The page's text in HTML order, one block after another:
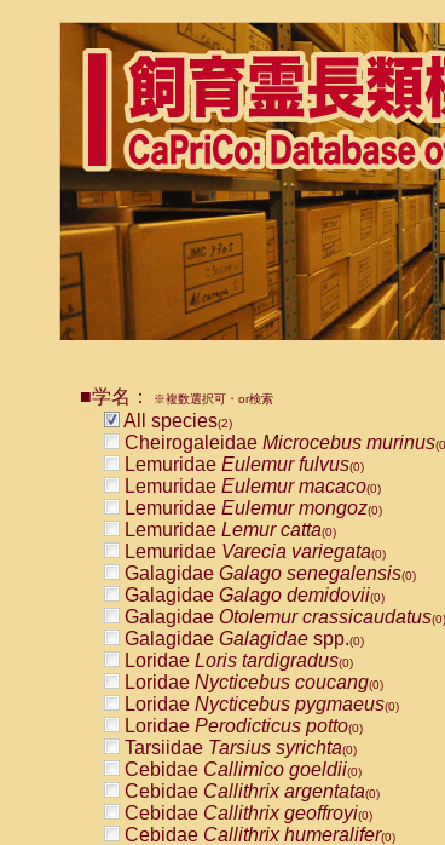
■学名： ※複数選択可・or検索
All species(2)
Cheirogaleidae Microcebus murinus
Lemuridae Eulemur fulvus(0)
Lemuridae Eulemur macaco(0)
Lemuridae Eulemur mongoz(0)
Lemuridae Lemur catta(0)
Lemuridae Varecia variegata(0)
Galagidae Galago senegalensis(0)
Galagidae Galago demidovii(0)
Galagidae Otolemur crassicaudatus(0)
Galagidae Galagidae spp.(0)
Loridae Loris tardigradus(0)
Loridae Nycticebus coucang(0)
Loridae Nycticebus pygmaeus(0)
Loridae Perodicticus potto(0)
Tarsiidae Tarsius syrichta(0)
Cebidae Callimico goeldii(0)
Cebidae Callithrix argentata(0)
Cebidae Callithrix geoffroyi(0)
Cebidae Callithrix humeralifer(0)